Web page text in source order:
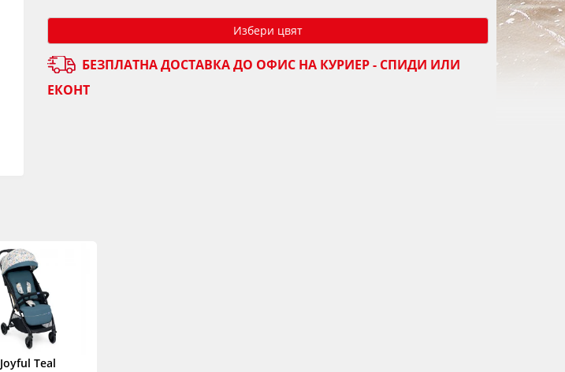
Избери цвят
БЕЗПЛАТНА ДОСТАВКА ДО ОФИС НА КУРИЕР - СПИДИ ИЛИ
ЕКОНТ
Joyful Teal